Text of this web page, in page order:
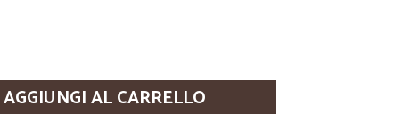
AGGIUNGI AL CARRELLO